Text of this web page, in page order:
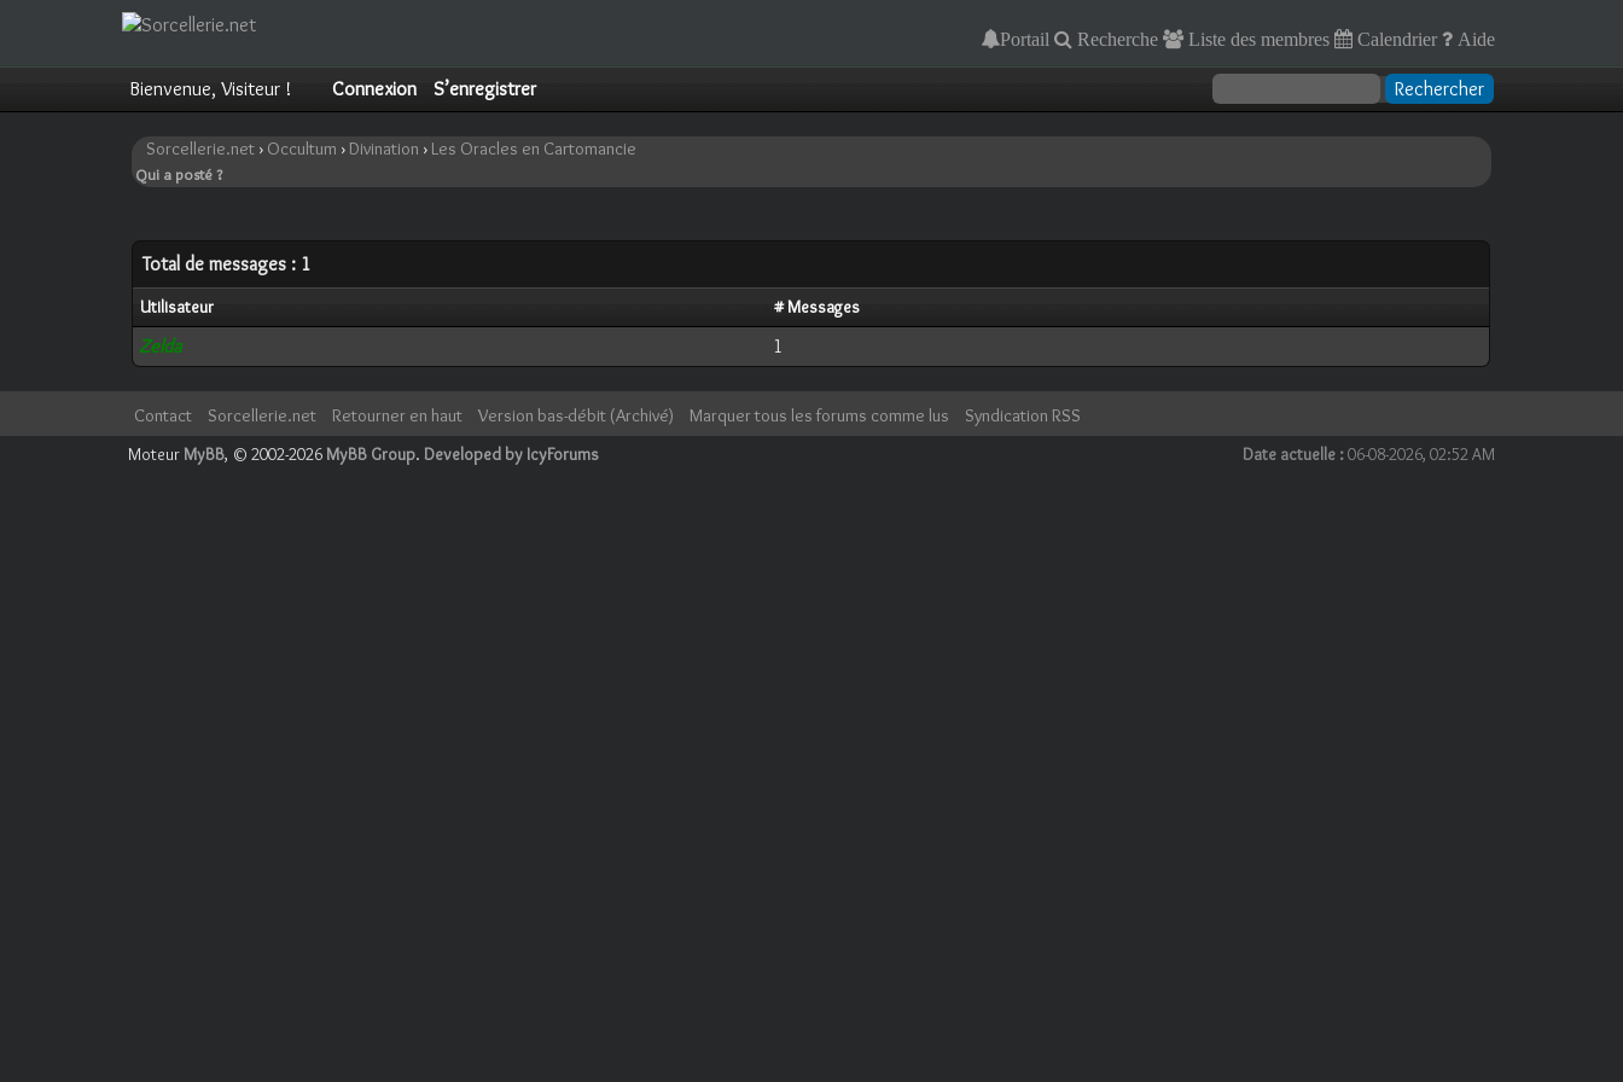
Portail Recherche Liste des membres Calendrier Aide
Bienvenue, Visiteur ! Connexion S’enregistrer
Sorcellerie.net › Occultum ›Divination › Les Oracles en Cartomancie
Qui a posté ?
Total de messages : 1
Utilisateur # Messages
Zelda 1
Contact Sorcellerie.net Retourner en haut Version bas-débit (Archivé) Marquer tous les forums comme lus
Syndication RSS
Date actuelle :06-08-2026, 02:52 AM
Moteur MyBB, © 2002-2026 MyBB Group. Developed by IcyForums